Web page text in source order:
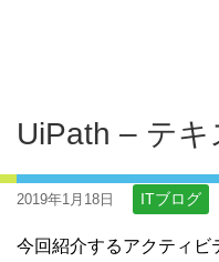
UiPath – テ
2019年1月18日 ITブログ
今回紹介するアクティビ